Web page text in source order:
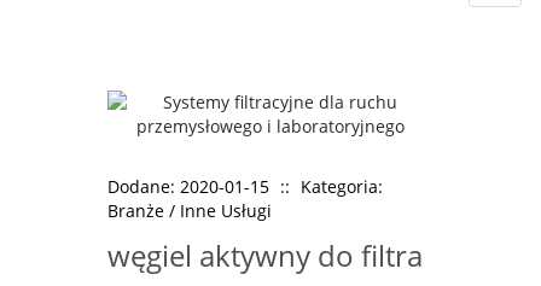
Dodane: 2020-01-15 :: Kategoria:
Branże / Inne Usługi
węgiel aktywny do filtra